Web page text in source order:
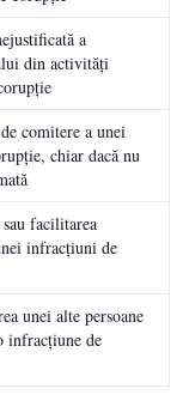
a
din activități
comitere a unei
chiar dacă nu
facilitarea
infracțiuni de
unei alte persoane
infracțiune de